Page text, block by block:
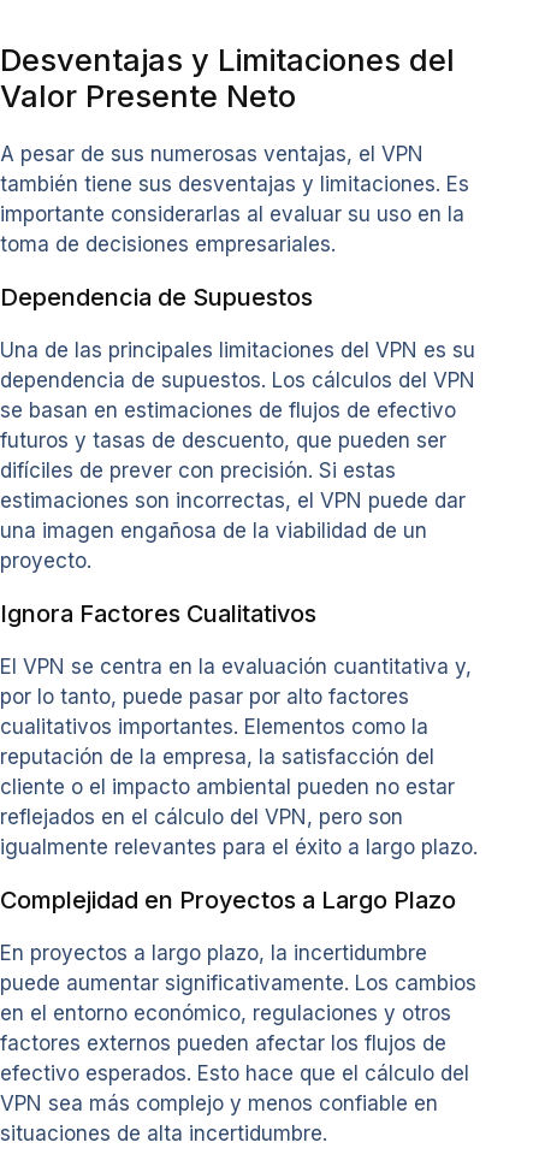
Desventajas y Limitaciones del
Valor Presente Neto
A pesar de sus numerosas ventajas, el VPN
también tiene sus desventajas y limitaciones. Es
importante considerarlas al evaluar su uso en la
toma de decisiones empresariales.
Dependencia de Supuestos
Una de las principales limitaciones del VPN es su
dependencia de supuestos. Los cálculos del VPN
se basan en estimaciones de flujos de efectivo
futuros y tasas de descuento, que pueden ser
difíciles de prever con precisión. Si estas
estimaciones son incorrectas, el VPN puede dar
una imagen engañosa de la viabilidad de un
proyecto.
Ignora Factores Cualitativos
El VPN se centra en la evaluación cuantitativa y,
por lo tanto, puede pasar por alto factores
cualitativos importantes. Elementos como la
reputación de la empresa, la satisfacción del
cliente o el impacto ambiental pueden no estar
reflejados en el cálculo del VPN, pero son
igualmente relevantes para el éxito a largo plazo.
Complejidad en Proyectos a Largo Plazo
En proyectos a largo plazo, la incertidumbre
puede aumentar significativamente. Los cambios
en el entorno económico, regulaciones y otros
factores externos pueden afectar los flujos de
efectivo esperados. Esto hace que el cálculo del
VPN sea más complejo y menos confiable en
situaciones de alta incertidumbre.